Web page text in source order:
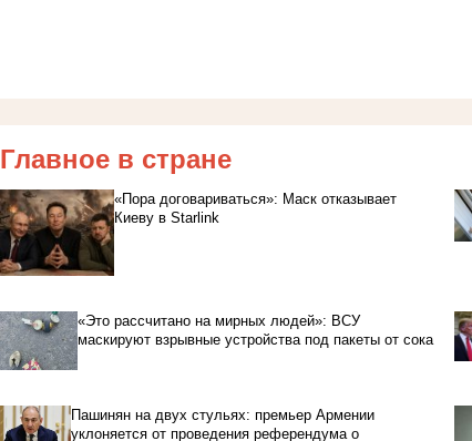
Главное в стране
«Пора договариваться»: Маск отказывает
Киеву в Starlink
«Это рассчитано на мирных людей»: ВСУ
маскируют взрывные устройства под пакеты от сока
Пашинян на двух стульях: премьер Армении
уклоняется от проведения референдума о